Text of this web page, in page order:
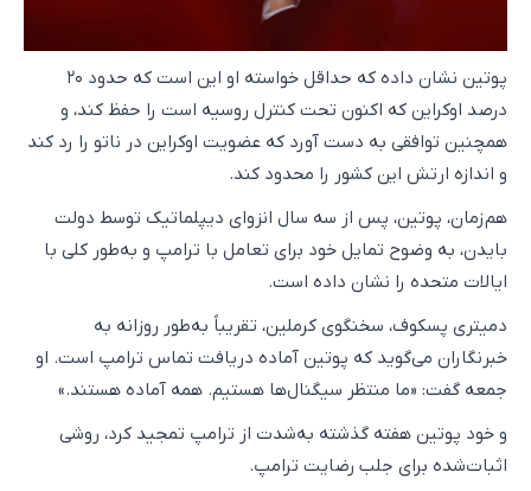
پوتین نشان داده که حداقل خواسته او این است که حدود ۲۰
درصد اوکراین که اکنون تحت کنترل روسیه است را حفظ کند، و
همچنین توافقی به دست آورد که عضویت اوکراین در ناتو را رد کند
و اندازه ارتش این کشور را محدود کند.
هم‌زمان، پوتین، پس از سه سال انزوای دیپلماتیک توسط دولت
بایدن، به وضوح تمایل خود برای تعامل با ترامپ و به‌طور کلی با
ایالات متحده را نشان داده است.
دمیتری پسکوف، سخنگوی کرملین، تقریباً به‌طور روزانه به
خبرنگاران می‌گوید که پوتین آماده دریافت تماس ترامپ است. او
جمعه گفت: «ما منتظر سیگنال‌ها هستیم. همه آماده هستند.»
و خود پوتین هفته گذشته به‌شدت از ترامپ تمجید کرد، روشی
اثبات‌شده برای جلب رضایت ترامپ.